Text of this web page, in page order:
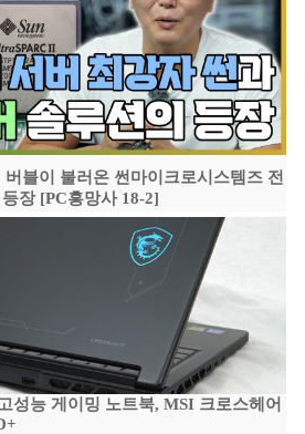
블이 불러온 썬마이크로시스템즈 전
장 [PC흥망사 18-2]
성능 게이밍 노트북, MSI 크로스헤어